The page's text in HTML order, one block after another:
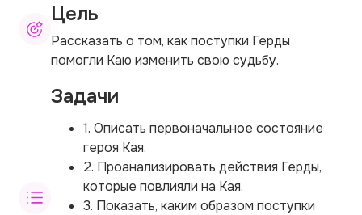
Цель
Рассказать о том, как поступки Герды
помогли Каю изменить свою судьбу.
Задачи
1. Описать первоначальное состояние
героя Кая.
2. Проанализировать действия Герды,
которые повлияли на Кая.
3. Показать, каким образом поступки